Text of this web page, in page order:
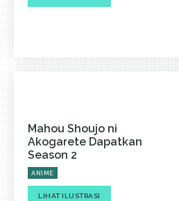
Mahou Shoujo ni
Akogarete Dapatkan
Season 2
ANIME
LIHAT ILUSTRASI